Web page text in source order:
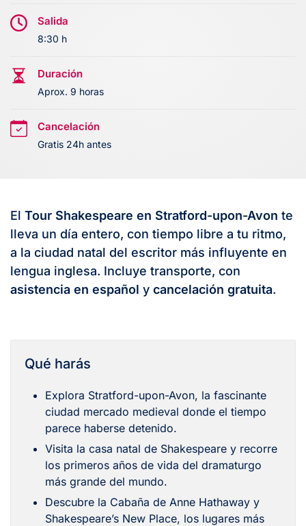
Salida
8:30 h
Duración
Aprox. 9 horas
Cancelación
Gratis 24h antes
El Tour Shakespeare en Stratford-upon-Avon te
lleva un día entero, con tiempo libre a tu ritmo,
a la ciudad natal del escritor más influyente en
lengua inglesa. Incluye transporte, con
asistencia en español y cancelación gratuita.
Qué harás
Explora Stratford-upon-Avon, la fascinante
ciudad mercado medieval donde el tiempo
parece haberse detenido.
Visita la casa natal de Shakespeare y recorre
los primeros años de vida del dramaturgo
más grande del mundo.
Descubre la Cabaña de Anne Hathaway y
Shakespeare’s New Place, los lugares más